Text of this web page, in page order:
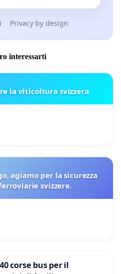
Privacy by design
interessarti
la viticoltura svizzera
agiamo per la sicurezza
svizzere.
corse bus per il